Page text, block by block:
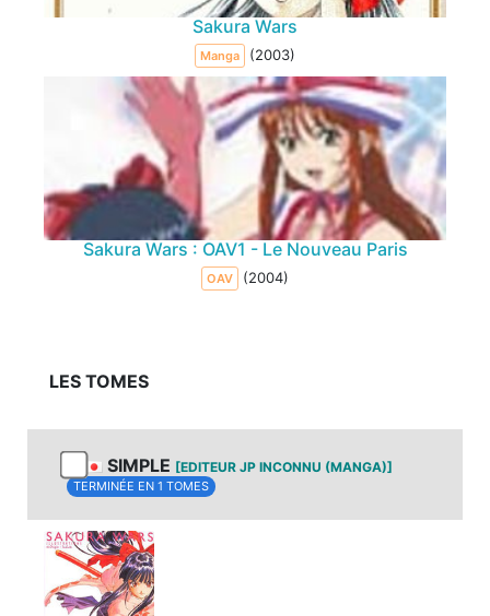
Sakura Wars
Manga (2003)
Sakura Wars : OAV1 - Le Nouveau Paris
OAV (2004)
LES TOMES
SIMPLE [EDITEUR JP INCONNU (MANGA)]
TERMINÉE EN 1 TOMES